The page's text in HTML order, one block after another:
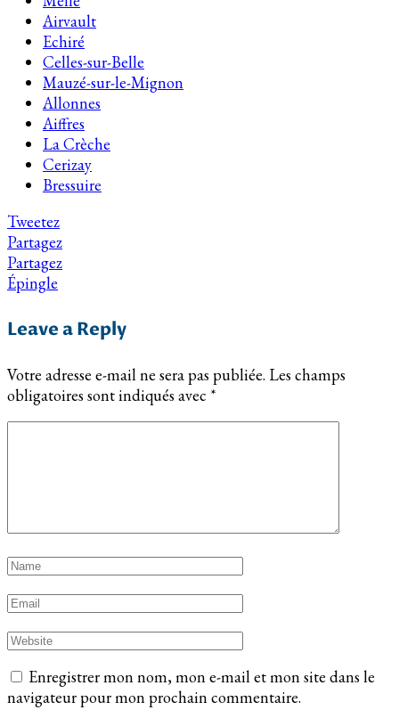
Airvault
Echiré
Celles-sur-Belle
Mauzé-sur-le-Mignon
Allonnes
Aiffres
La Crèche
Cerizay
Bressuire
Tweetez
Partagez
Partagez
Épingle
Leave a Reply
Votre adresse e-mail ne sera pas publiée. Les champs
obligatoires sont indiqués avec *
Enregistrer mon nom, mon e-mail et mon site dans le
navigateur pour mon prochain commentaire.